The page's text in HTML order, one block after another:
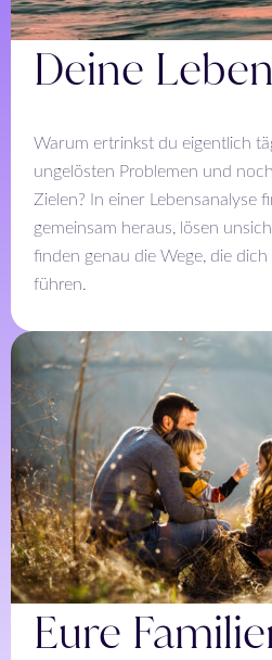
Deine
Warum ertrinkst du eigentlich
ungelösten Problemen und
Zielen? In einer Lebensanalyse
gemeinsam heraus, lösen
finden genau die Wege, die
führen.
Eure